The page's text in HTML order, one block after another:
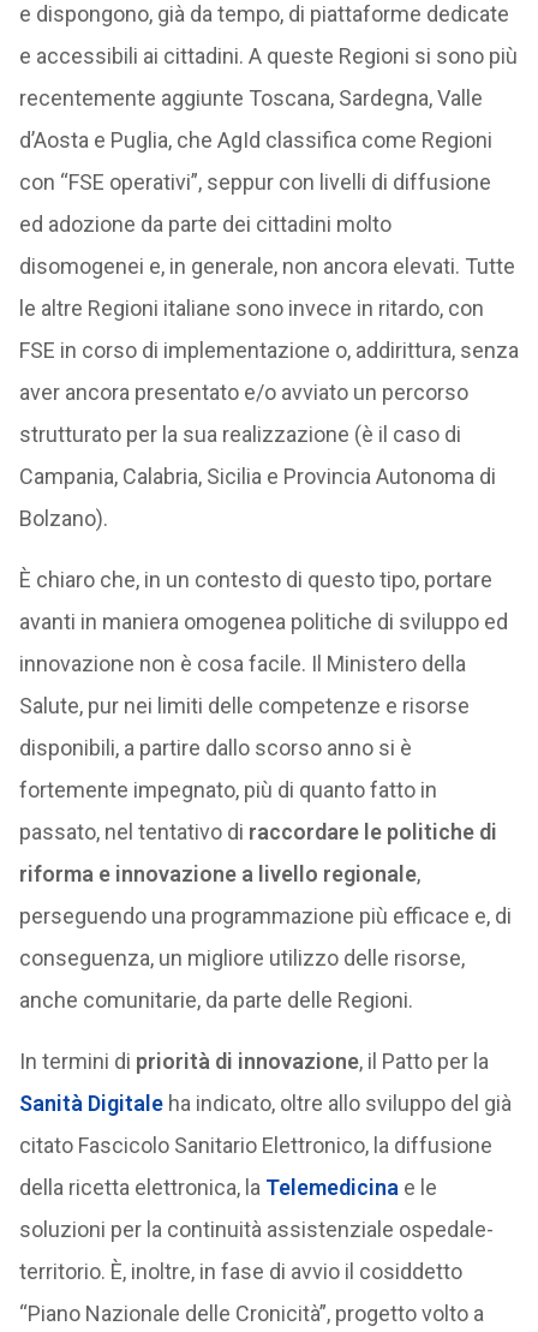
e dispongono, già da tempo, di piattaforme dedicate
e accessibili ai cittadini. A queste Regioni si sono più
recentemente aggiunte Toscana, Sardegna, Valle
d’Aosta e Puglia, che AgId classifica come Regioni
con “FSE operativi”, seppur con livelli di diffusione
ed adozione da parte dei cittadini molto
disomogenei e, in generale, non ancora elevati. Tutte
le altre Regioni italiane sono invece in ritardo, con
FSE in corso di implementazione o, addirittura, senza
aver ancora presentato e/o avviato un percorso
strutturato per la sua realizzazione (è il caso di
Campania, Calabria, Sicilia e Provincia Autonoma di
Bolzano).
È chiaro che, in un contesto di questo tipo, portare
avanti in maniera omogenea politiche di sviluppo ed
innovazione non è cosa facile. Il Ministero della
Salute, pur nei limiti delle competenze e risorse
disponibili, a partire dallo scorso anno si è
fortemente impegnato, più di quanto fatto in
passato, nel tentativo di raccordare le politiche di
riforma e innovazione a livello regionale,
perseguendo una programmazione più efficace e, di
conseguenza, un migliore utilizzo delle risorse,
anche comunitarie, da parte delle Regioni.
In termini di priorità di innovazione, il Patto per la
Sanità Digitaleha indicato, oltre allo sviluppo del già
citato Fascicolo Sanitario Elettronico, la diffusione
della ricetta elettronica, la Telemedicina e le
soluzioni per la continuità assistenziale ospedale-
territorio. È, inoltre, in fase di avvio il cosiddetto
“Piano Nazionale delle Cronicità”, progetto volto a